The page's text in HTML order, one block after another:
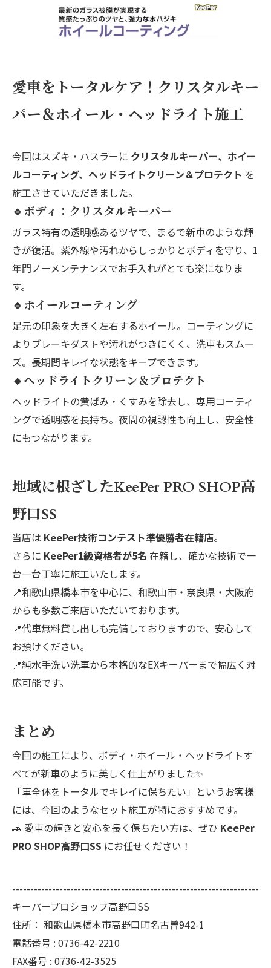
愛車をトータルケア！クリスタルキー
パー＆ホイール・ヘッドライト施工
今回はスズキ・ハスラーに クリスタルキーパー、ホイー
ルコーティング、ヘッドライトクリーン＆プロテクト を
施工させていただきました。
🔹ボディ：クリスタルキーパー
ガラス特有の透明感あるツヤで、まるで新車のような輝
きが復活。紫外線や汚れからしっかりとボディを守り、1
年間ノーメンテナンスでお手入れがとても楽になりま
す。
🔹ホイールコーティング
足元の印象を大きく左右するホイール。コーティングに
よりブレーキダストや汚れがつきにくく、洗車もスムー
ズ。長期間キレイな状態をキープできます。
🔹ヘッドライトクリーン＆プロテクト
ヘッドライトの黄ばみ・くすみを除去し、専用コーティ
ングで透明感を長持ち。夜間の視認性も向上し、安全性
にもつながります。
地域に根ざしたKeePer PRO SHOP高
野口SS
当店は KeePer技術コンテスト準優勝者在籍店。
さらに KeePer1級資格者が5名 在籍し、確かな技術で一
台一台丁寧に施工いたします。
📍和歌山県橋本市を中心に、和歌山市・奈良県・大阪府
からも多数ご来店いただいております。
📍代車無料貸し出しも完備しておりますので、安心して
お預けください。
📍純水手洗い洗車から本格的なEXキーパーまで幅広く対
応可能です。
まとめ
今回の施工により、ボディ・ホイール・ヘッドライトす
べてが新車のように美しく仕上がりました✨
「車全体をトータルでキレイに保ちたい」というお客様
には、今回のようなセット施工が特におすすめです。
🚗 愛車の輝きと安心を長く保ちたい方は、ぜひ KeePer
PRO SHOP高野口SS にお任せください！
--------------------------------------------------------------------
キーパープロショップ高野口SS
住所： 和歌山県橋本市高野口町名古曽942-1
電話番号 : 0736-42-2210
FAX番号 : 0736-42-3525